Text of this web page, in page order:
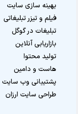
بهینه سازی سایت
فیلم و تیزر تبلیغاتی
تبلیغات در گوگل
بازاریابی آنلاین
تولید محتوا
هاست و دامین
پشتیبانی وب سایت
طراحی سایت ارزان